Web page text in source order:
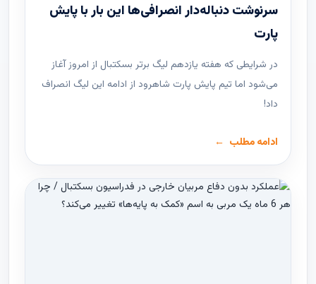
سرنوشت دنباله‌دار انصرافی‌ها این بار با پایش
پارت
در شرایطی که هفته یازدهم لیگ ‌برتر بسکتبال از امروز آغاز
می‌شود اما تیم پایش پارت شاهرود از ادامه این لیگ انصراف
داد!
ادامه مطلب